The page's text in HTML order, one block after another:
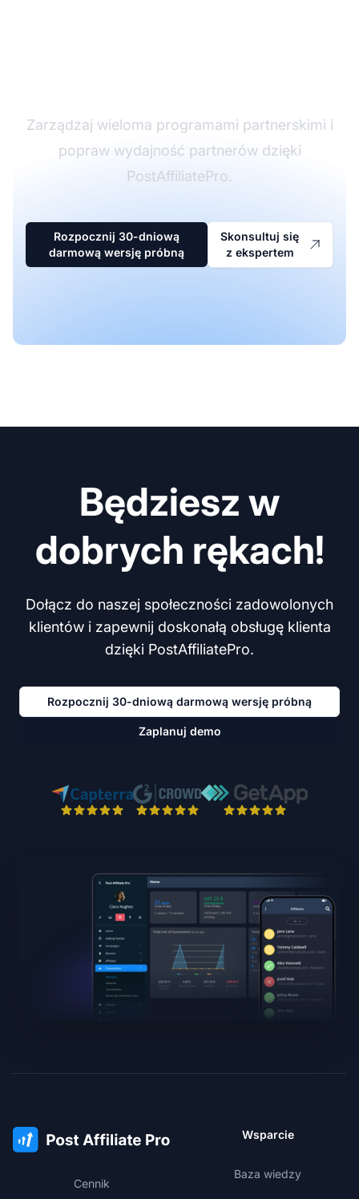
Zarządzaj wieloma programami partnerskimi i
popraw wydajność partnerów dzięki
PostAffiliatePro.
Rozpocznij 30-dniową
darmową wersję próbną
Skonsultuj się
z ekspertem
Będziesz w
dobrych rękach!
Dołącz do naszej społeczności zadowolonych
klientów i zapewnij doskonałą obsługę klienta
dzięki PostAffiliatePro.
Rozpocznij 30-dniową darmową wersję próbną
Zaplanuj demo
Cennik
Wsparcie
Baza wiedzy